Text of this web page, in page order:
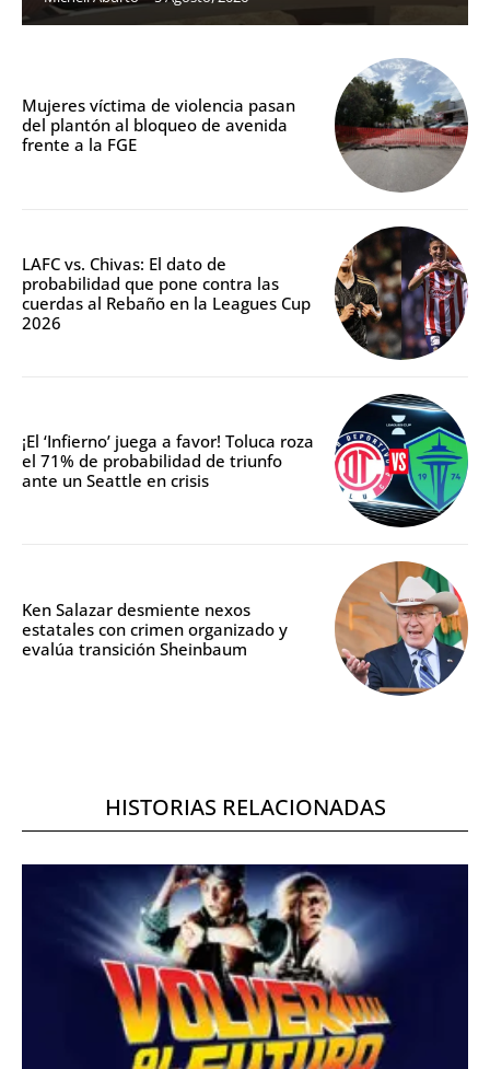
Mujeres víctima de violencia pasan
del plantón al bloqueo de avenida
frente a la FGE
LAFC vs. Chivas: El dato de
probabilidad que pone contra las
cuerdas al Rebaño en la Leagues Cup
2026
¡El ‘Infierno’ juega a favor! Toluca roza
el 71% de probabilidad de triunfo
ante un Seattle en crisis
Ken Salazar desmiente nexos
estatales con crimen organizado y
evalúa transición Sheinbaum
HISTORIAS RELACIONADAS